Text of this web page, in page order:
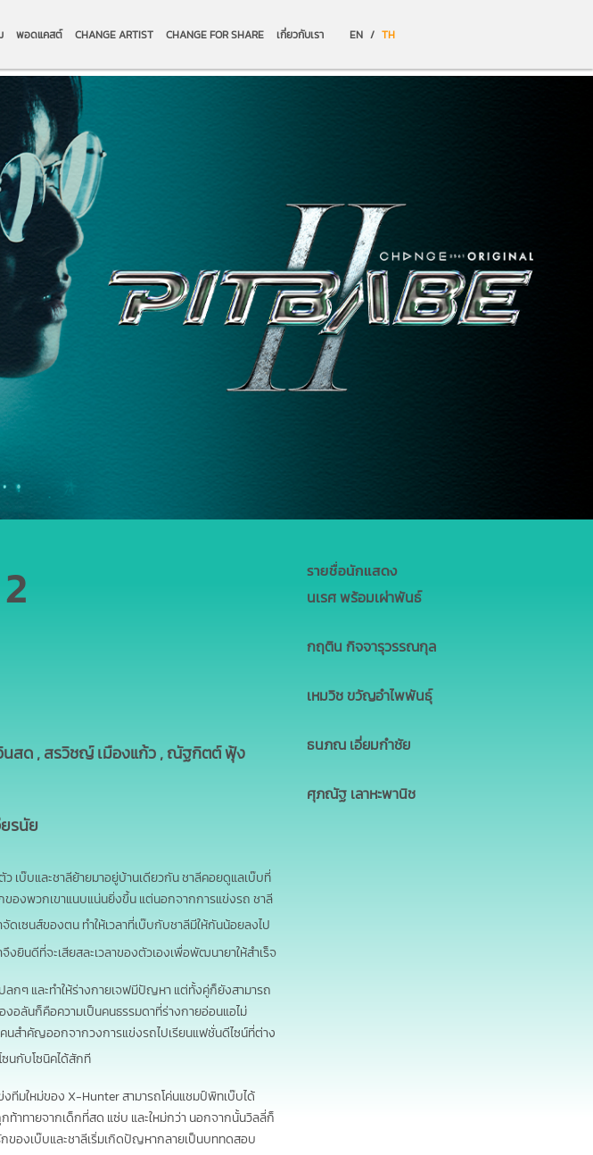
พอดแคสต์ CHANGE ARTIST CHANGE FOR SHARE เกี่ยวกับเรา EN / TH
สด , สรวิชญ์ เมืองแก้ว , ณัฐกิตต์ ฟุ้ง
รนัย
เบ๊บและชาลีย้ายมาอยู่บ้านเดียวกัน ชาลีคอยดูแลเบ๊บที่
ของพวกเขาแนบแน่นยิ่งขึ้น แต่นอกจากการแข่งรถ ชาลี
ดเซนส์ของตน ทำให้เวลาที่เบ๊บกับชาลีมีให้กันน้อยลงไป
งยินดีที่จะเสียสละเวลาของตัวเองเพื่อพัฒนายาให้สำเร็จ
กๆ และทำให้ร่างกายเจฟมีปัญหา แต่ทั้งคู่ก็ยังสามารถ
ลันก็คือความเป็นคนธรรมดาที่ร่างกายอ่อนแอไม่
นสำคัญออกจากวงการแข่งรถไปเรียนแฟชั่นดีไซน์ที่ต่าง
ซนกับโซนิคได้สักที
ทีมใหม่ของ X-Hunter สามารถโค่นแชมป์พิทเบ๊บได้
าทายจากเด็กที่สด แซ่บ และใหม่กว่า นอกจากนั้นวิลลี่ก็
กของเบ๊บและชาลีเริ่มเกิดปัญหากลายเป็นบททดสอบ
รายชื่อนักแสดง
นเรศ พร้อมเผ่าพันธ์
กฤติน กิจจารุวรรณกุล
เหมวิช ขวัญอำไพพันธุ์
ธนภณ เอี่ยมกำชัย
ศุภณัฐ เลาหะพานิช